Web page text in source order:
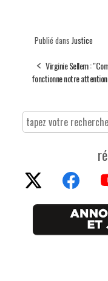
Publié dans Justice
Virginie Sellem :
fonctionne notre